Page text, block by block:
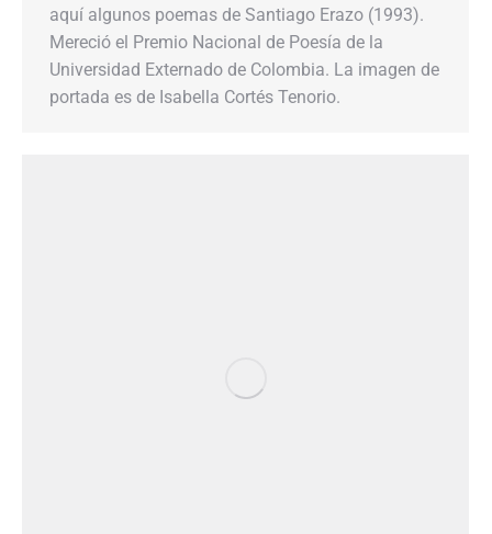
aquí algunos poemas de Santiago Erazo (1993).
Mereció el Premio Nacional de Poesía de la
Universidad Externado de Colombia. La imagen de
portada es de Isabella Cortés Tenorio.